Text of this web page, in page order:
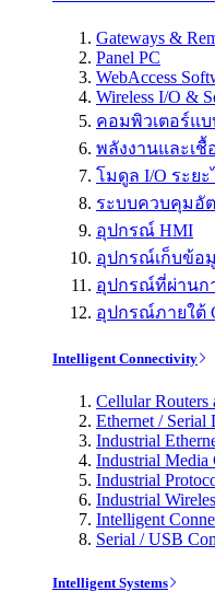
Gateways &
Panel PC
WebAccess
Wireless I/O &
คอมพิวเตอร์แ
พลังงานและเชื้
โมดูล I/O ระยะ
ระบบควบคุมอั
อุปกรณ์ HMI
อุปกรณ์เก็บข้อ
อุปกรณ์ที่ผ่านก
อุปกรณ์ภายใต้
Intelligent Connectivity
Cellular Routers
Ethernet / Serial
Industrial
Industrial Media
Industrial
Industrial
Intelligent
Serial / USB
Intelligent Systems